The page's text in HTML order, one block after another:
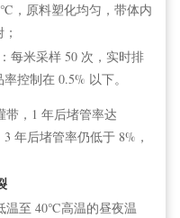
，原料塑化均匀，带体内
每米采样 50 次，实时排
控制在 0.5% 以下。
带，1 年后堵管率达
年后堵管率仍低于 8%，
温至 40℃高温的昼夜温